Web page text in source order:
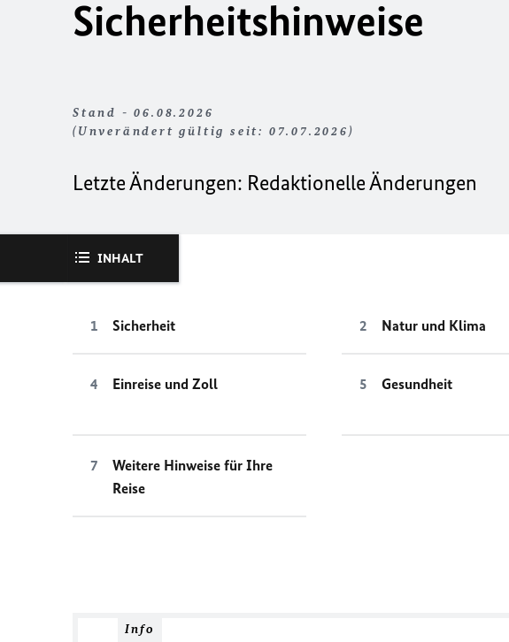
Sicherheitshinweise
Stand - 06.08.2026
(Unverändert gültig seit: 07.07.2026)
Letzte Änderungen: Redaktionelle Änderungen
INHALT
Sicherheit Natur und Klima
Einreise und Zoll Gesundheit
Weitere Hinweise für Ihre
Reise
Info